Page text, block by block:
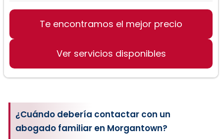
Derecho de Familia
Te encontramos el mejor precio
Ver servicios disponibles
¿Cuándo debería contactar con un
abogado familiar en Morgantown?